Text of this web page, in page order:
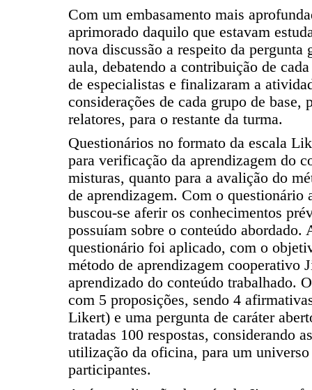
Com um embasamento mais
aprimorado daquilo que estavam
nova discussão a respeito da pergunta
aula, debatendo a contribuição de
de especialistas e finalizaram a
considerações de cada grupo de base,
relatores, para o restante da turma.
Questionários no formato da escala
para verificação da aprendizagem do
misturas, quanto para a avalição do
de aprendizagem. Com o questionário
buscou-se aferir os conhecimentos
possuíam sobre o conteúdo
questionário foi aplicado, com o
método de aprendizagem cooperativo
aprendizado do conteúdo trabalhado.
com 5 proposições, sendo 4
Likert) e uma pergunta de caráter
tratadas 100 respostas, considerando
utilização da oficina, para um
participantes.